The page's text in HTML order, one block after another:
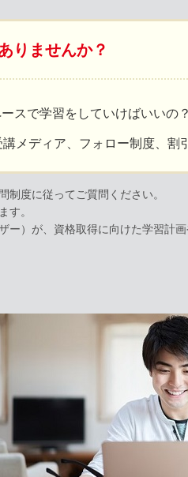
りませんか？
スで学習をしていけばいいの？
メディア、フォロー制度、割
度に従ってご質問ください。
す。
）が、資格取得に向けた学習計